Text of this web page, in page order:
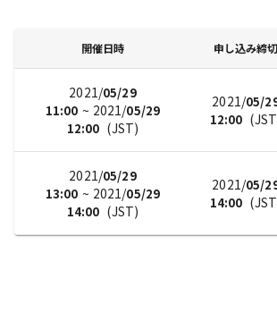
開催日時 申し込み締切
2021/05/29
11:00 ~ 2021/05/29
12:00 (JST)
2021/05/
12:00 (JST
2021/05/29
13:00 ~ 2021/05/29
14:00 (JST)
2021/05/
14:00 (JST